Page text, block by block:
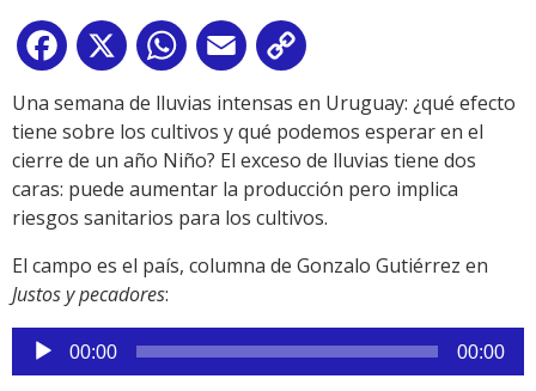
Facebook
X WhatsApp
Email
Link
Una semana de lluvias intensas en Uruguay: ¿qué efecto
tiene sobre los cultivos y qué podemos esperar en el
cierre de un año Niño? El exceso de lluvias tiene dos
caras: puede aumentar la producción pero implica
riesgos sanitarios para los cultivos.
El campo es el país, columna de Gonzalo Gutiérrez en
Justos y pecadores:
Reproductor
de
00:00 00:00